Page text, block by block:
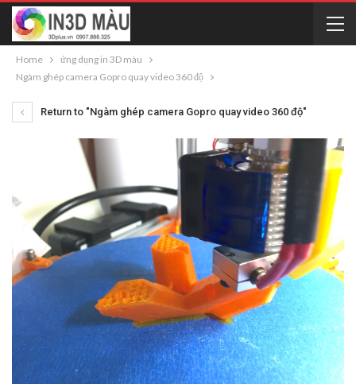
Home
ứng dụng in 3D màu
Ngàm ghép camera Gopro quay video 360 độ
Return to "Ngàm ghép camera Gopro quay video 360 độ"